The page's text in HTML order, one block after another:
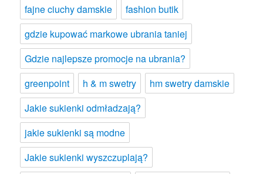
fajne ciuchy damskie
fashion butik
gdzie kupować markowe ubrania taniej
Gdzie najlepsze promocje na ubrania?
greenpoint
h & m swetry
hm swetry damskie
Jakie sukienki odmładzają?
jakie sukienki są modne
Jakie sukienki wyszczuplają?